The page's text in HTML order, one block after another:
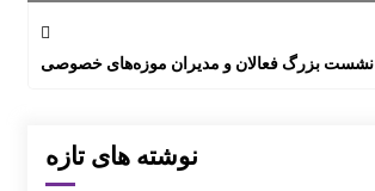
نشست بزرگ فعالان و مدیران موزه‌های خصوصی
نوشته های تازه